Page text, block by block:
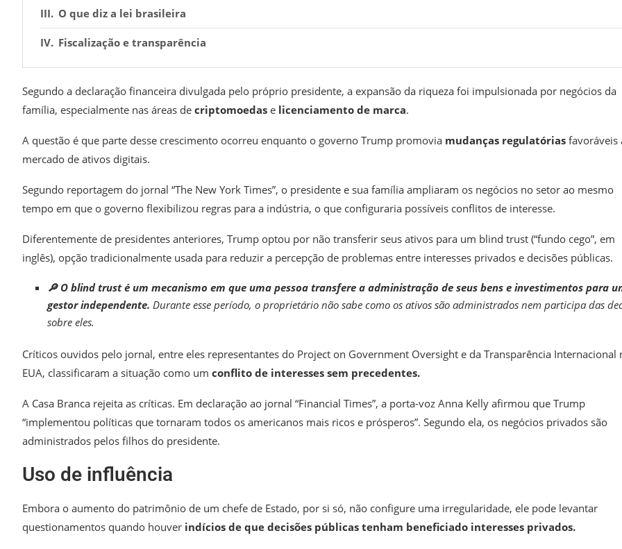
O que diz a lei brasileira
Fiscalização e transparência
Segundo a declaração financeira divulgada pelo próprio presidente, a expansão da riqueza foi impulsionada por negócios da
família, especialmente nas áreas de criptomoedas e licenciamento de marca.
A questão é que parte desse crescimento ocorreu enquanto o governo Trump promovia mudanças regulatórias favoráveis
mercado de ativos digitais.
Segundo reportagem do jornal “The New York Times”, o presidente e sua família ampliaram os negócios no setor ao mesmo
tempo em que o governo flexibilizou regras para a indústria, o que configuraria possíveis conflitos de interesse.
Diferentemente de presidentes anteriores, Trump optou por não transferir seus ativos para um blind trust (“fundo cego”, em
inglês), opção tradicionalmente usada para reduzir a percepção de problemas entre interesses privados e decisões públicas.
🔎 O blind trust é um mecanismo em que uma pessoa transfere a administração de seus bens e investimentos para
gestor independente. Durante esse período, o proprietário não sabe como os ativos são administrados nem participa das
sobre eles.
Críticos ouvidos pelo jornal, entre eles representantes do Project on Government Oversight e da Transparência Internacional
EUA, classificaram a situação como um conflito de interesses sem precedentes.
A Casa Branca rejeita as críticas. Em declaração ao jornal “Financial Times”, a porta-voz Anna Kelly afirmou que Trump
“implementou políticas que tornaram todos os americanos mais ricos e prósperos”. Segundo ela, os negócios privados são
administrados pelos filhos do presidente.
Uso de influência
Embora o aumento do patrimônio de um chefe de Estado, por si só, não configure uma irregularidade, ele pode levantar
questionamentos quando houver indícios de que decisões públicas tenham beneficiado interesses privados.